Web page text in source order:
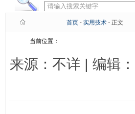
当前位置：
首页 - 实用技术 - 正文
来源：不详 | 编辑